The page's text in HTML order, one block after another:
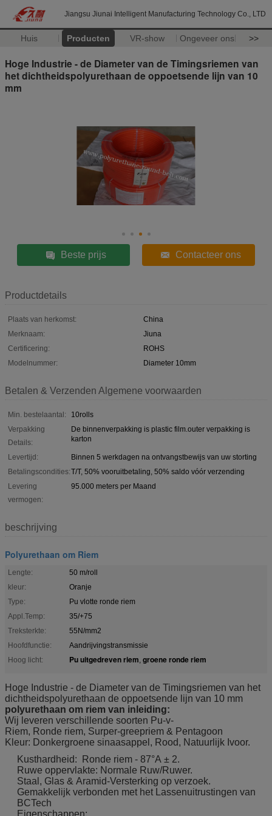
Jiangsu Jiunai Intelligent Manufacturing Technology Co., LTD
Huis Producten VR-show Ongeveer ons >>
Hoge Industrie - de Diameter van de Timingsriemen van
het dichtheidspolyurethaan de oppoetsende lijn van 10
mm
Beste prijs Contacteer ons
Productdetails
Plaats van herkomst:
China
Merknaam:
Jiuna
Certificering:
ROHS
Modelnummer:
Diameter 10mm
Betalen & Verzenden Algemene voorwaarden
Min. bestelaantal:
10rolls
Verpakking
Details:
De binnenverpakking is plastic film.outer verpakking is
karton
Levertijd:
Binnen 5 werkdagen na ontvangstbewijs van uw storting
Betalingscondities:T/T, 50% vooruitbetaling, 50% saldo vóór verzending
Levering
vermogen:
95.000 meters per Maand
beschrijving
Polyurethaan om Riem
Lengte:
50 m/roll
kleur:
Oranje
Type:
Pu vlotte ronde riem
Appl.Temp:
35/+75
Treksterkte:
55N/mm2
Hoofdfunctie:
Aandrijvingstransmissie
Hoog licht:
Pu uitgedreven riem, groene ronde riem
Hoge Industrie - de Diameter van de Timingsriemen van het
dichtheidspolyurethaan de oppoetsende lijn van 10 mm
polyurethaan om riem van inleiding:
Wij leveren verschillende soorten Pu-v-
Riem, Ronde riem, Surper-greepriem & Pentagoon
Kleur: Donkergroene sinaasappel, Rood, Natuurlijk Ivoor.
Kusthardheid: Ronde riem - 87°A ± 2.
Ruwe oppervlakte: Normale Ruw/Ruwer.
Staal, Glas & Aramid-Versterking op verzoek.
Gemakkelijk verbonden met het Lassenuitrustingen van
BCTech
Eigenschappen: